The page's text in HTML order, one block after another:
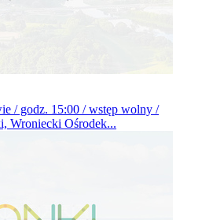
/ godz. 15:00 / wstęp wolny /
Wroniecki Ośrodek...